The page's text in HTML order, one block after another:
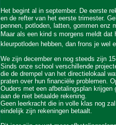
Het begint al in september. De eerste
en de refter van het eerste trimester.
pennen, potloden, latten, gommen enz
Maar als een kind s morgens meldt
kleurpotloden hebben, dan frons je wel
We zijn december en nog steeds zijn
Sinds onze school verschillende
die de drempel van het directielokaal
praten over hun financiële problemen.
Ouders met een afbetalingsplan
aan de niet betaalde rekening.
Geen leerkracht die in volle klas nog
eindelijk zijn rekeningen betaalt.